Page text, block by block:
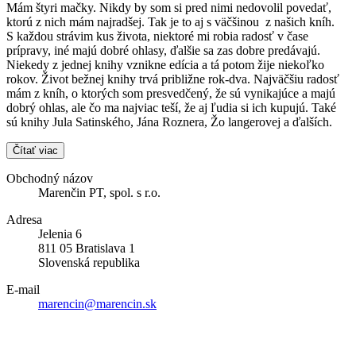
Mám štyri mačky. Nikdy by som si pred nimi nedovolil povedať,
ktorú z nich mám najradšej. Tak je to aj s väčšinou z našich kníh.
S každou strávim kus života, niektoré mi robia radosť v čase
prípravy, iné majú dobré ohlasy, ďalšie sa zas dobre predávajú.
Niekedy z jednej knihy vznikne edícia a tá potom žije niekoľko
rokov. Život bežnej knihy trvá približne rok-dva. Najväčšiu radosť
mám z kníh, o ktorých som presvedčený, že sú vynikajúce a majú
dobrý ohlas, ale čo ma najviac teší, že aj ľudia si ich kupujú. Také
sú knihy Jula Satinského, Jána Roznera, Žo langerovej a ďalších.
Čítať viac
Obchodný názov
Marenčin PT, spol. s r.o.
Adresa
Jelenia 6
811 05 Bratislava 1
Slovenská republika
E-mail
marencin@marencin.sk